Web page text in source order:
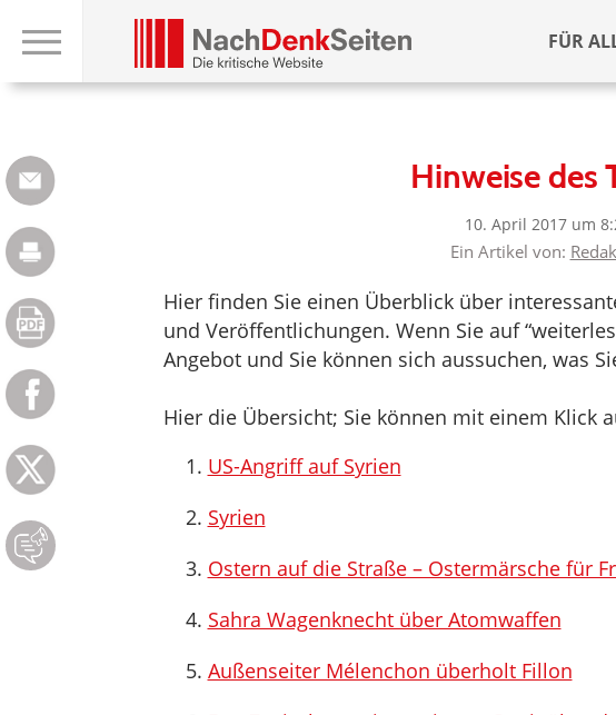
FÜR
Hinweise des
10. April 2017 um
Ein Artikel von:
Hier finden Sie einen Überblick über
und Veröffentlichungen. Wenn Sie auf
Angebot und Sie können sich aussuchen, was
Hier die Übersicht; Sie können mit einem Klick
US-Angriff auf Syrien
Syrien
Ostern auf die Straße – Ostermärsche für
Sahra Wagenknecht über Atomwaffen
Außenseiter Mélenchon überholt Fillon